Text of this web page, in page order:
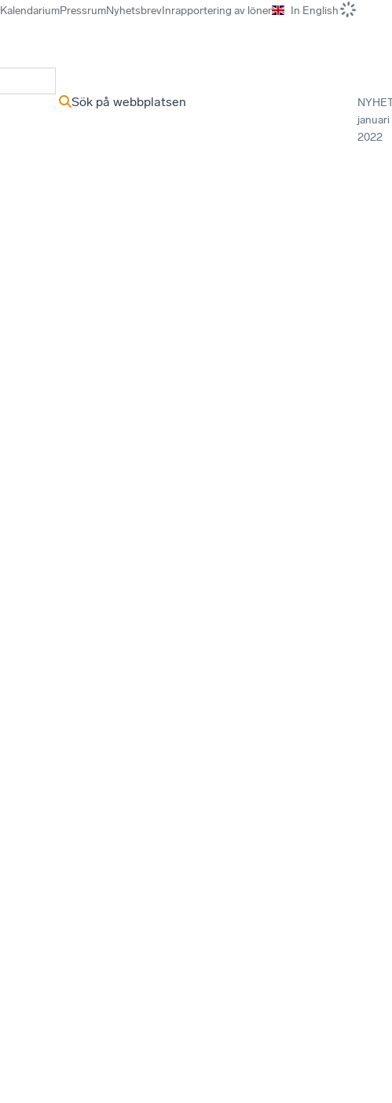
KalendariumPressrumNyhetsbrevInrapportering av löner In English
Sök på webbplatsen
januari
2022